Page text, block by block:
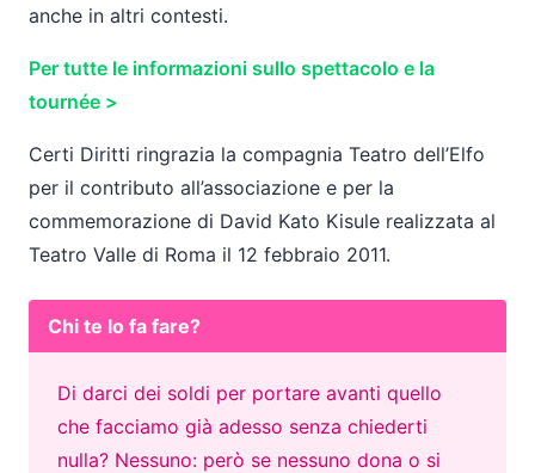
anche in altri contesti.
Per tutte le informazioni sullo spettacolo e la
tournée >
Certi Diritti ringrazia la compagnia Teatro dell’Elfo
per il contributo all’associazione e per la
commemorazione di David Kato Kisule realizzata al
Teatro Valle di Roma il 12 febbraio 2011.
Chi te lo fa fare?
Di darci dei soldi per portare avanti quello
che facciamo già adesso senza chiederti
nulla? Nessuno: però se nessuno dona o si